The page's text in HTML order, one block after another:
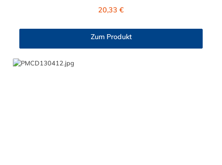
ist aus EPDM. Das Verbindungsstück zum Stecker hat ein
Steckern der PMC-, PMC12- und MC- Serie kombinieren.
Regulärer Preis:
20,33 €
Zum Produkt